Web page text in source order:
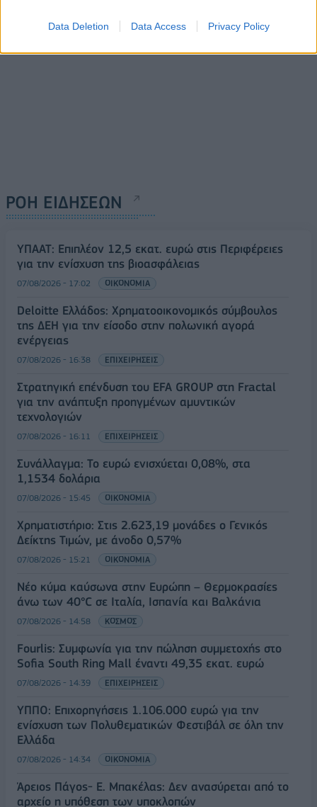
Data Deletion Data Access Privacy Policy
ΡΟΗ ΕΙΔΗΣΕΩΝ
ΥΠΑΑΤ: Επιπλέον 12,5 εκατ. ευρώ στις Περιφέρειες
για την ενίσχυση της βιοασφάλειας
07/08/2026 - 17:02 ΟΙΚΟΝΟΜΙΑ
Deloitte Ελλάδος: Χρηματοοικονομικός σύμβουλος
της ΔΕΗ για την είσοδο στην πολωνική αγορά
ενέργειας
07/08/2026 - 16:38 ΕΠΙΧΕΙΡΗΣΕΙΣ
Στρατηγική επένδυση του EFA GROUP στη Fractal
για την ανάπτυξη προηγμένων αμυντικών
τεχνολογιών
07/08/2026 - 16:11 ΕΠΙΧΕΙΡΗΣΕΙΣ
Συνάλλαγμα: Το ευρώ ενισχύεται 0,08%, στα
1,1534 δολάρια
07/08/2026 - 15:45 ΟΙΚΟΝΟΜΙΑ
Χρηματιστήριο: Στις 2.623,19 μονάδες ο Γενικός
Δείκτης Τιμών, με άνοδο 0,57%
07/08/2026 - 15:21 ΟΙΚΟΝΟΜΙΑ
Νέο κύμα καύσωνα στην Ευρώπη – Θερμοκρασίες
άνω των 40°C σε Ιταλία, Ισπανία και Βαλκάνια
07/08/2026 - 14:58 ΚΟΣΜΟΣ
Fourlis: Συμφωνία για την πώληση συμμετοχής στο
Sofia South Ring Mall έναντι 49,35 εκατ. ευρώ
07/08/2026 - 14:39 ΕΠΙΧΕΙΡΗΣΕΙΣ
ΥΠΠΟ: Επιχορηγήσεις 1.106.000 ευρώ για την
ενίσχυση των Πολυθεματικών Φεστιβάλ σε όλη την
Ελλάδα
07/08/2026 - 14:34 ΟΙΚΟΝΟΜΙΑ
Άρειος Πάγος- Ε. Μπακέλας: Δεν ανασύρεται από το
αρχείο η υπόθεση των υποκλοπών